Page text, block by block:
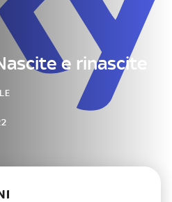
e rinascite